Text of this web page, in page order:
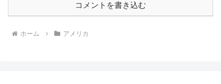
コメントを書き込む
ホーム アメリカ